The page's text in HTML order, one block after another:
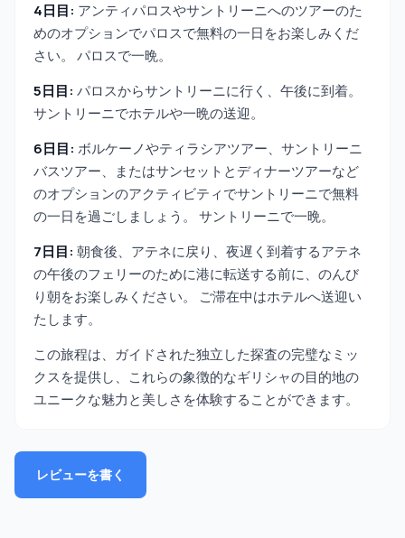
4日目: アンティパロスやサントリーニへのツアーのた
めのオプションでパロスで無料の一日をお楽しみくだ
さい。 パロスで一晩。
5日目: パロスからサントリーニに行く、午後に到着。
サントリーニでホテルや一晩の送迎。
6日目: ボルケーノやティラシアツアー、サントリーニ
バスツアー、またはサンセットとディナーツアーなど
のオプションのアクティビティでサントリーニで無料
の一日を過ごしましょう。 サントリーニで一晩。
7日目: 朝食後、アテネに戻り、夜遅く到着するアテネ
の午後のフェリーのために港に転送する前に、のんび
り朝をお楽しみください。 ご滞在中はホテルへ送迎い
たします。
この旅程は、ガイドされた独立した探査の完璧なミッ
クスを提供し、これらの象徴的なギリシャの目的地の
ユニークな魅力と美しさを体験することができます。
レビューを書く